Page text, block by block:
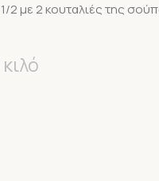
2 με 2 κουταλιές της
κιλό